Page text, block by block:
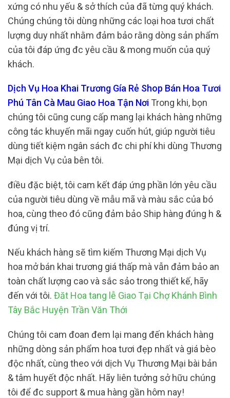
xứng có nhu yếu & sở thích của đã từng quý khách.
Chúng chúng tôi dùng những các loại hoa tươi chất
lượng duy nhất nhằm đảm bảo rằng dòng sản phẩm
của tôi đáp ứng đc yêu cầu & mong muốn của quý
khách.
Dịch Vụ Hoa Khai Trương Gía Rẻ Shop Bán Hoa Tươi
Phú Tân Cà Mau Giao Hoa Tận Nơi Trong khi, bọn
chúng tôi cũng cung cấp mang lại khách hàng những
công tác khuyến mãi ngay cuốn hút, giúp người tiêu
dùng tiết kiệm ngân sách đc chi phí khi dùng Thương
Mại dịch Vụ của bên tôi.
điều đặc biệt, tôi cam kết đáp ứng phần lớn yêu cầu
của người tiêu dùng về mẫu mã và màu sắc của bó
hoa, cùng theo đó cũng đảm bảo Ship hàng đúng h &
đúng vị trí.
Nếu khách hàng sẽ tìm kiếm Thương Mại dịch Vụ
hoa mở bán khai trương giá thấp mà vẫn đảm bảo an
toàn chất lượng cao và sắc sảo trong thiết kế, hãy
đến với tôi. Đăt Hoa tang lễ Giao Tại Chợ Khánh Bình
Tây Bắc Huyện Trần Văn Thới
Chúng tôi cam đoan đem lại mang đến khách hàng
những dòng sản phẩm hoa tươi đẹp nhất và giá bèo
độc nhất, cùng theo với dịch Vụ Thương Mại bài bản
& tâm huyết độc nhất. Hãy liên tưởng sở hữu chúng
tôi để đc support & mua hàng gần hôm nay!